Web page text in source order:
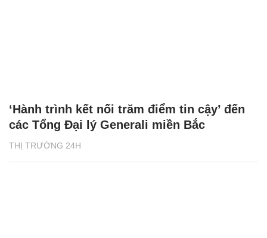
THỊ TRƯỜNG 24H
‘Hành trình kết nối trăm điểm tin cậy’ đến
các Tổng Đại lý Generali miền Bắc